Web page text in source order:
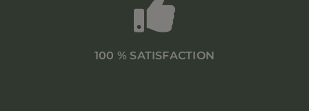
100 % SATISFACTION